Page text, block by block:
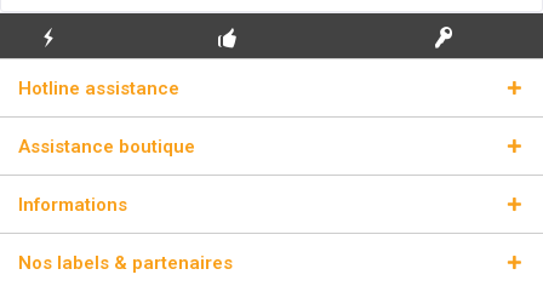
ÉCLAIR
Hotline assistance
Assistance boutique
Informations
Nos labels & partenaires